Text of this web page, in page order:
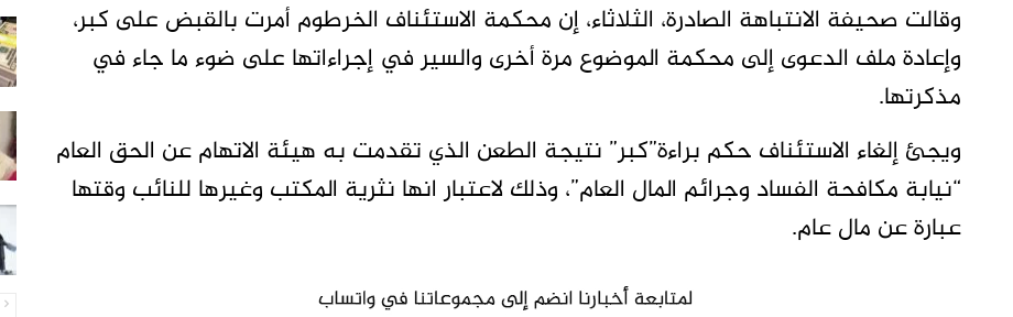
وقالت صحيفة الانتباهة الصادرة، الثلاثاء، إن محكمة الاستئناف الخرطوم أمرت بالقبض على كبر،
وإعادة ملف الدعوى إلى محكمة الموضوع مرة أخرى والسير في إجراءاتها على ضوء ما جاء في
مذكرتها.
ويجئ إلغاء الاستئناف حكم براءة”كبر” نتيجة الطعن الذي تقدمت به هيئة الاتهام عن الحق العام
“نيابة مكافحة الفساد وجرائم المال العام”، وذلك لاعتبار انها نثرية المكتب وغيرها للنائب وقتها
عبارة عن مال عام.